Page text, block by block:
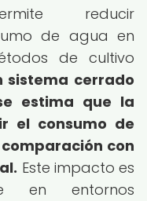
reducir
de agua en
de cultivo
sistema cerrado
estima que la
el consumo de
con
Este impacto es
en entornos